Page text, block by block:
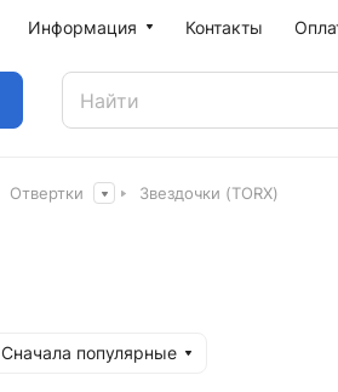
Информация Контакты
Отвертки Звездочки (TORX)
Сначала популярные